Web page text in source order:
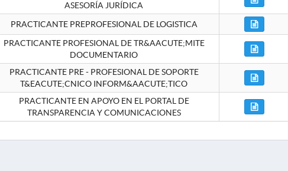
ASESORÍA JURÍDICA
PRACTICANTE PREPROFESIONAL DE LOGISTICA
PRACTICANTE PROFESIONAL DE TR&AACUTE;MITE
DOCUMENTARIO
PRACTICANTE PRE - PROFESIONAL DE SOPORTE
T&EACUTE;CNICO INFORM&AACUTE;TICO
PRACTICANTE EN APOYO EN EL PORTAL DE
TRANSPARENCIA Y COMUNICACIONES